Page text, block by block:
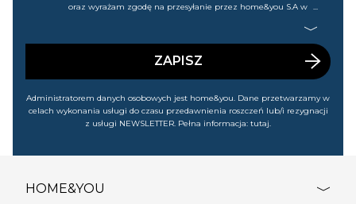
oraz wyrażam zgodę na przesyłanie przez home&you S.A w
wyprzedażach). Wiem, że mogę tę zgodę w każdej chwili
ZAPISZ
Administratorem danych osobowych jest home&you. Dane przetwarzamy w
celach wykonania usługi do czasu przedawnienia roszczeń lub/i rezygnacji
z usługi NEWSLETTER. Pełna informacja: tutaj.
HOME&YOU